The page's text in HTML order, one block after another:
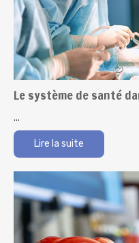
Le système de santé
...
Lire la suite